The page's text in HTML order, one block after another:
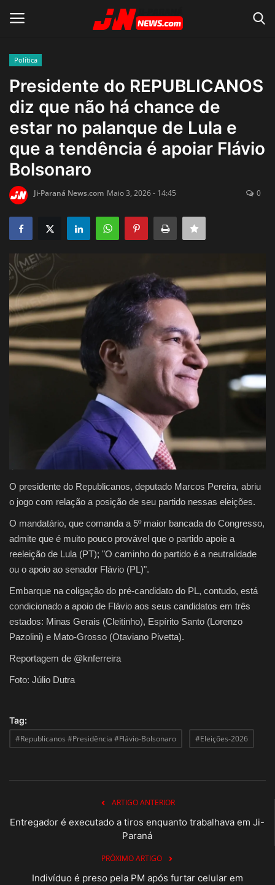
Home
Acidente
Notícias do Mundo
Polícia
Política
Justiça
Brasil
Educação
Política
Presidente do REPUBLICANOS
diz que não há chance de
estar no palanque de Lula e
que a tendência é apoiar Flávio
Bolsonaro
Ji-Paraná News.com Maio 3, 2026 - 14:45 0
O presidente do Republicanos, deputado Marcos Pereira, abriu
o jogo com relação a posição de seu partido nessas eleições.
O mandatário, que comanda a 5º maior bancada do Congresso,
admite que é muito pouco provável que o partido apoie a
reeleição de Lula (PT); "O caminho do partido é a neutralidade
ou o apoio ao senador Flávio (PL)".
Embarque na coligação do pré-candidato do PL, contudo, está
condicionado a apoio de Flávio aos seus candidatos em três
estados: Minas Gerais (Cleitinho), Espírito Santo (Lorenzo
Pazolini) e Mato-Grosso (Otaviano Pivetta).
Reportagem de @knferreira
Foto: Júlio Dutra
Tag:
#Republicanos #Presidência #Flávio-Bolsonaro
#Eleições-2026
ARTIGO ANTERIOR
Entregador é executado a tiros enquanto trabalhava em Ji-
Paraná
PRÓXIMO ARTIGO
Indivíduo é preso pela PM após furtar celular em